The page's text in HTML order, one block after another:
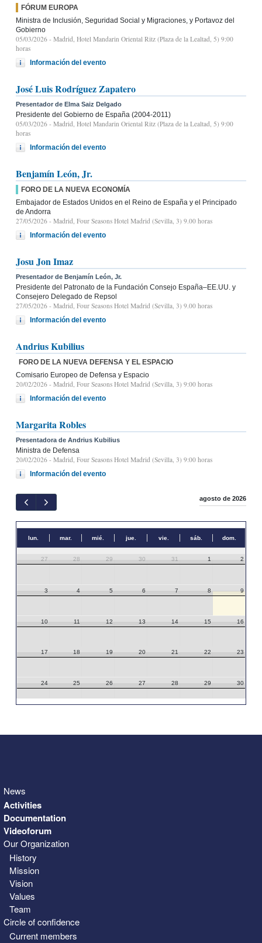
FÓRUM EUROPA
Ministra de Inclusión, Seguridad Social y Migraciones, y Portavoz del
Gobierno
05/03/2026 - Madrid, Hotel Mandarin Oriental Ritz (Plaza de la Lealtad, 5) 9:00
horas
Información del evento
José Luis Rodríguez Zapatero
Presentador de Elma Saiz Delgado
Presidente del Gobierno de España (2004-2011)
05/03/2026 - Madrid, Hotel Mandarin Oriental Ritz (Plaza de la Lealtad, 5) 9:00
horas
Información del evento
Benjamín León, Jr.
FORO DE LA NUEVA ECONOMÍA
Embajador de Estados Unidos en el Reino de España y el Principado
de Andorra
27/05/2026 - Madrid, Four Seasons Hotel Madrid (Sevilla, 3) 9.00 horas
Información del evento
Josu Jon Imaz
Presentador de Benjamín León, Jr.
Presidente del Patronato de la Fundación Consejo España–EE.UU. y
Consejero Delegado de Repsol
27/05/2026 - Madrid, Four Seasons Hotel Madrid (Sevilla, 3) 9.00 horas
Información del evento
Andrius Kubilius
FORO DE LA NUEVA DEFENSA Y EL ESPACIO
Comisario Europeo de Defensa y Espacio
20/02/2026 - Madrid, Four Seasons Hotel Madrid (Sevilla, 3) 9:00 horas
Información del evento
Margarita Robles
Presentadora de Andrius Kubilius
Ministra de Defensa
20/02/2026 - Madrid, Four Seasons Hotel Madrid (Sevilla, 3) 9:00 horas
Información del evento
agosto de 2026
lun. mar. mié. jue. vie. sáb. dom.
27 28 29 30 31 1 2
3 4 5 6 7 8 9
10 11 12 13 14 15 16
17 18 19 20 21 22 23
24 25 26 27 28 29 30
News
Activities
Documentation
Videoforum
Our Organization
History
Mission
Vision
Values
Team
Circle of confidence
Current members